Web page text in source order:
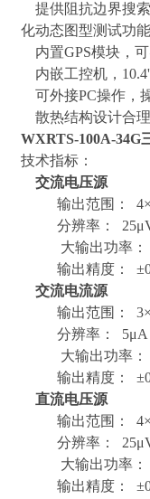
提供阻抗边界搜
化动态图型测试功
内置GPS模块，
内嵌工控机，
可外接PC操作，
散热结构设计合
WXRTS-100A-34G
技术指标：
交流电压源
输出范围：
分辨率：
大输出功率：
输出精度：
交流电流源
输出范围：
分辨率： 5μA
大输出功率：
输出精度：
直流电压源
输出范围：
分辨率：
大输出功率：
输出精度：